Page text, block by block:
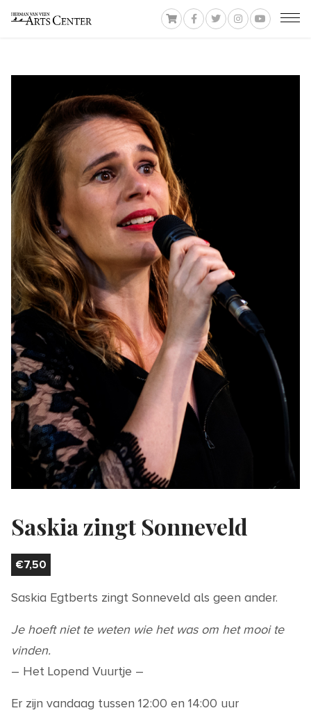
Saskia zingt Sonneveld
€7,50
Saskia Egtberts zingt Sonneveld als geen ander.
Je hoeft niet te weten wie het was om het mooi te
vinden.
– Het Lopend Vuurtje –
Er zijn vandaag tussen 12:00 en 14:00 uur